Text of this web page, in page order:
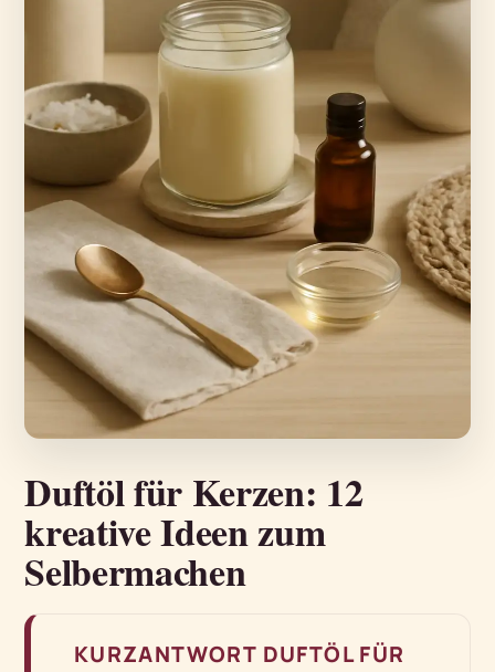
Duftöl für Kerzen: 12
kreative Ideen zum
Selbermachen
KURZANTWORT DUFTÖL FÜR